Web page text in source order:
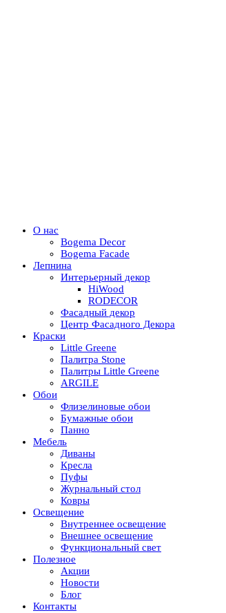
О нас
Bogema Decor
Bogema Facade
Лепнина
Интерьерный декор
HiWood
RODECOR
Фасадный декор
Центр Фасадного Декора
Краски
Little Greene
Палитра Stone
Палитры Little Greene
ARGILE
Обои
Флизелиновые обои
Бумажные обои
Панно
Мебель
Диваны
Кресла
Пуфы
Журнальный стол
Ковры
Освещение
Внутреннее освещение
Внешнее освещение
Функциональный свет
Полезное
Акции
Новости
Блог
Контакты